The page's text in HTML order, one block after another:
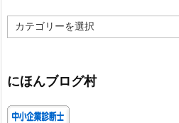
テ
ー
にほんブログ村